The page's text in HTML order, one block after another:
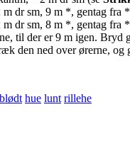
m dr sm, 9 m *, gentag fra
dr sm, 8 m *, gentag fra
til der er 9 m igen. Bryd
den ned over ørerne, og
blødt hue lunt rillehe